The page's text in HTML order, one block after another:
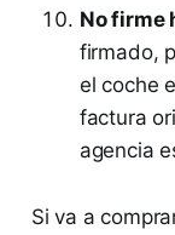
No firme
firmado,
el coche
factura
agencia
Si va a